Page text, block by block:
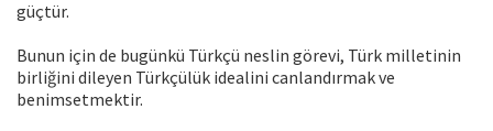
güçtür.
Bunun için de bugünkü Türkçü neslin görevi, Türk milletinin
birliğini dileyen Türkçülük idealini canlandırmak ve
benimsetmektir.